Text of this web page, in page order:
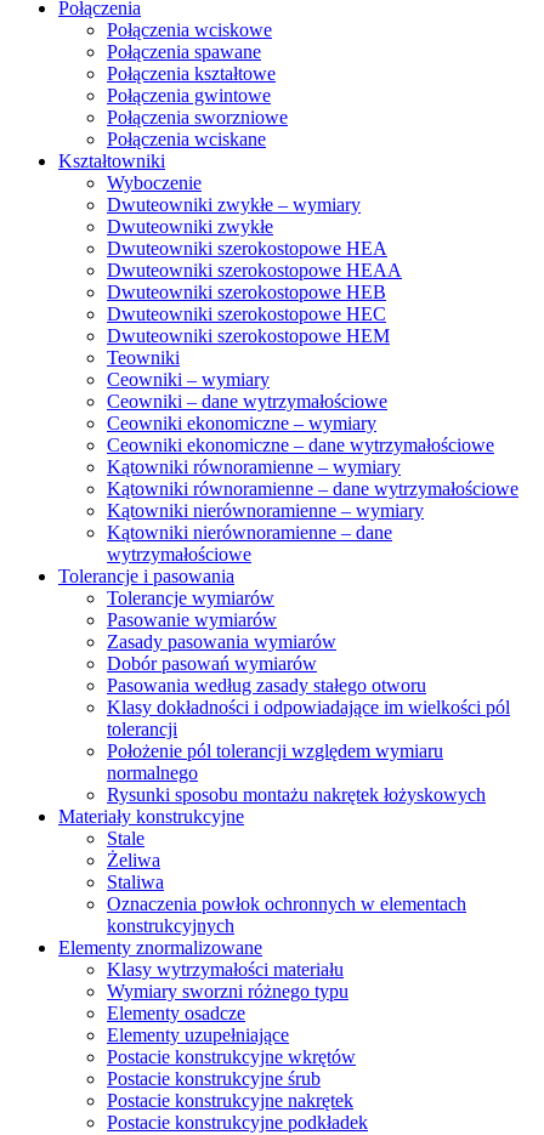
Połączenia
Połączenia wciskowe
Połączenia spawane
Połączenia kształtowe
Połączenia gwintowe
Połączenia sworzniowe
Połączenia wciskane
Kształtowniki
Wyboczenie
Dwuteowniki zwykłe – wymiary
Dwuteowniki zwykłe
Dwuteowniki szerokostopowe HEA
Dwuteowniki szerokostopowe HEAA
Dwuteowniki szerokostopowe HEB
Dwuteowniki szerokostopowe HEC
Dwuteowniki szerokostopowe HEM
Teowniki
Ceowniki – wymiary
Ceowniki – dane wytrzymałościowe
Ceowniki ekonomiczne – wymiary
Ceowniki ekonomiczne – dane wytrzymałościowe
Kątowniki równoramienne – wymiary
Kątowniki równoramienne – dane wytrzymałościowe
Kątowniki nierównoramienne – wymiary
Kątowniki nierównoramienne – dane
wytrzymałościowe
Tolerancje i pasowania
Tolerancje wymiarów
Pasowanie wymiarów
Zasady pasowania wymiarów
Dobór pasowań wymiarów
Pasowania według zasady stałego otworu
Klasy dokładności i odpowiadające im wielkości pól
tolerancji
Położenie pól tolerancji względem wymiaru
normalnego
Rysunki sposobu montażu nakrętek łożyskowych
Materiały konstrukcyjne
Stale
Żeliwa
Staliwa
Oznaczenia powłok ochronnych w elementach
konstrukcyjnych
Elementy znormalizowane
Klasy wytrzymałości materiału
Wymiary sworzni różnego typu
Elementy osadcze
Elementy uzupełniające
Postacie konstrukcyjne wkrętów
Postacie konstrukcyjne śrub
Postacie konstrukcyjne nakrętek
Postacie konstrukcyjne podkładek